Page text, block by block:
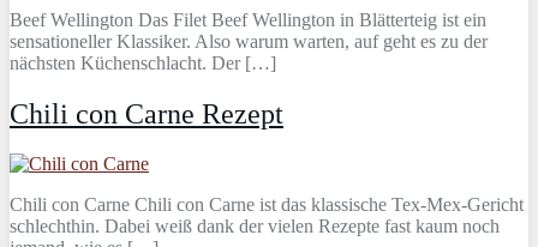
Beef Wellington Das Filet Beef Wellington in Blätterteig ist ein
sensationeller Klassiker. Also warum warten, auf geht es zu der
nächsten Küchenschlacht. Der […]
Chili con Carne Rezept
Chili con Carne Chili con Carne ist das klassische Tex-Mex-Gericht
schlechthin. Dabei weiß dank der vielen Rezepte fast kaum noch